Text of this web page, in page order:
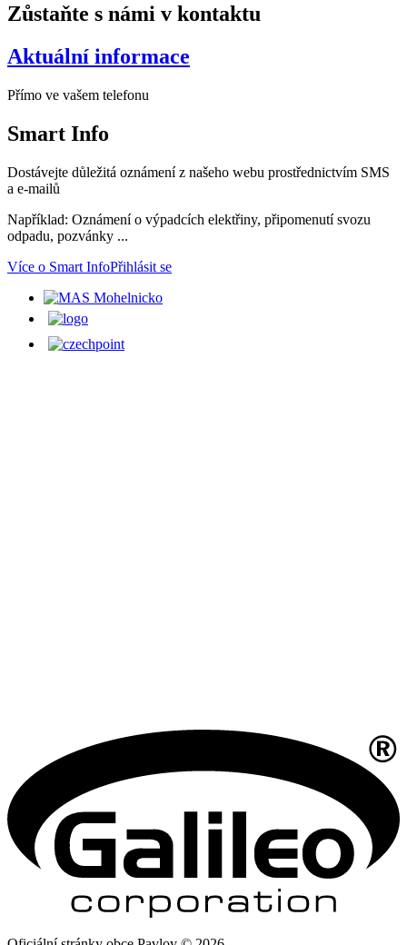
Zůstaňte s námi v kontaktu
Aktuální informace
Přímo ve vašem telefonu
Smart Info
Dostávejte důležitá oznámení z našeho webu prostřednictvím SMS
a e-mailů
Například: Oznámení o výpadcích elektřiny, připomenutí svozu
odpadu, pozvánky ...
Více o Smart InfoPřihlásit se